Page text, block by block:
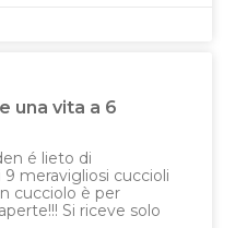
una vita a 6
é lieto di
meravigliosi cuccioli
cucciolo è per
Si riceve solo